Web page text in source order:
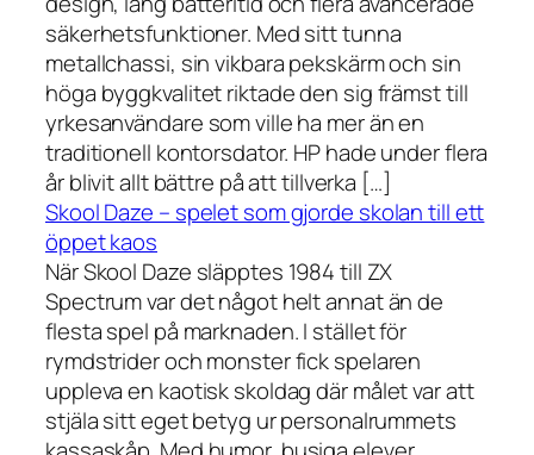
säkerhetsfunktioner. Med sitt tunna
metallchassi, sin vikbara pekskärm och sin
höga byggkvalitet riktade den sig främst till
yrkesanvändare som ville ha mer än en
traditionell kontorsdator. HP hade under flera
år blivit allt bättre på att tillverka […]
Skool Daze – spelet som gjorde skolan till ett
öppet kaos
När Skool Daze släpptes 1984 till ZX
Spectrum var det något helt annat än de
flesta spel på marknaden. I stället för
rymdstrider och monster fick spelaren
uppleva en kaotisk skoldag där målet var att
stjäla sitt eget betyg ur personalrummets